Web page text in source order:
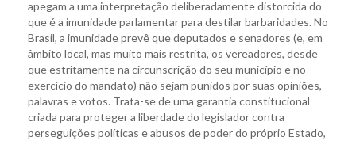
apegam a uma interpretação deliberadamente distorcida do
que é a imunidade parlamentar para destilar barbaridades. No
Brasil, a imunidade prevê que deputados e senadores (e, em
âmbito local, mas muito mais restrita, os vereadores, desde
que estritamente na circunscrição do seu município e no
exercício do mandato) não sejam punidos por suas opiniões,
palavras e votos. Trata-se de uma garantia constitucional
criada para proteger a liberdade do legislador contra
perseguições políticas e abusos de poder do próprio Estado,